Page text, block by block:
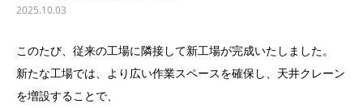
2025.10.03
このたび、従来の工場に隣接して新工場が完成いたしました。
新たな工場では、より広い作業スペースを確保し、天井クレーン
を増設することで、